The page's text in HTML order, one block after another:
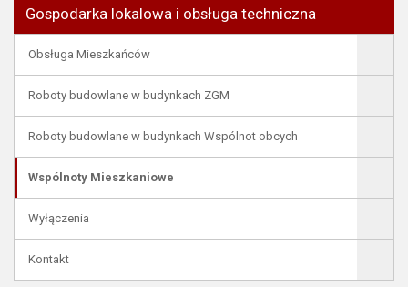
Gospodarka lokalowa i obsługa techniczna
Obsługa Mieszkańców
Roboty budowlane w budynkach ZGM
Roboty budowlane w budynkach Wspólnot obcych
Wspólnoty Mieszkaniowe
Wyłączenia
Kontakt